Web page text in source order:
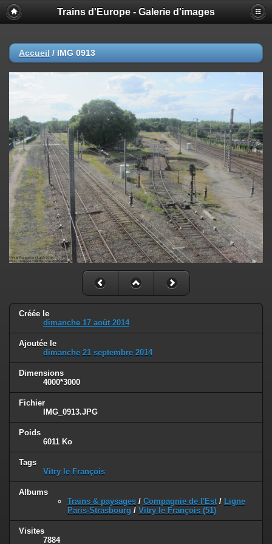
Trains d'Europe - Galerie d'images
Accueil / IMG 0913
Créée le
dimanche 17 août 2014
Ajoutée le
dimanche 21 septembre 2014
Dimensions
4000*3000
Fichier
IMG_0913.JPG
Poids
6011 Ko
Tags
Vitry le François
Albums
Trains & paysages / Compagnie de l'Est / Ligne
Paris-Strasbourg / Vitry le François (51)
Visites
7884